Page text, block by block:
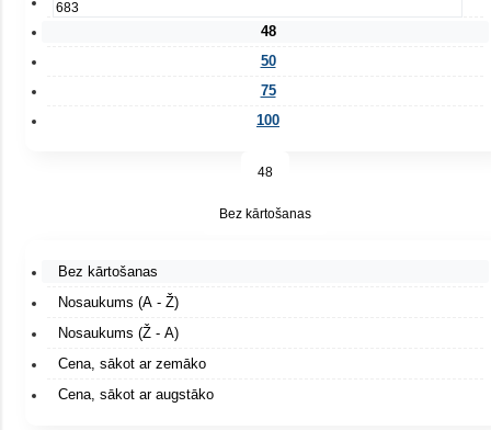
48
50
75
100
48
Bez kārtošanas
Bez kārtošanas
Nosaukums (A - Ž)
Nosaukums (Ž - A)
Cena, sākot ar zemāko
Cena, sākot ar augstāko